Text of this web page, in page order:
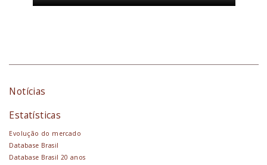
Notícias
Estatísticas
Evolução do mercado
Database Brasil
Database Brasil 20 anos